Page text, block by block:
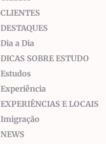
CLIENTES
DESTAQUES
Dia a Dia
DICAS SOBRE ESTUDO
Estudos
Experiência
EXPERIÊNCIAS E LOCAIS
Imigração
NEWS